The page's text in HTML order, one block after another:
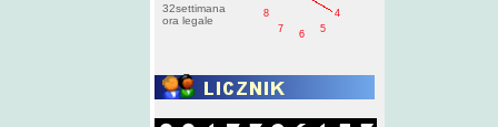
32settimana
ora legale
4
5
6
7
8